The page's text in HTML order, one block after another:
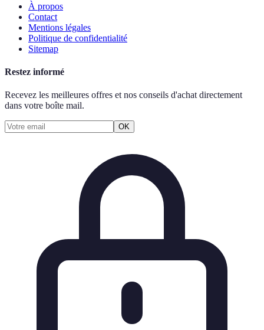
À propos
Contact
Mentions légales
Politique de confidentialité
Sitemap
Restez informé
Recevez les meilleures offres et nos conseils d'achat directement
dans votre boîte mail.
OK